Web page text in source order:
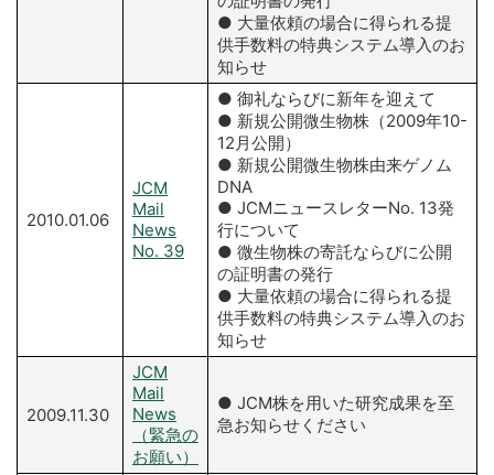
● 大量依頼の場合に得られる提
供手数料の特典システム導入のお
知らせ
2010.01.06
JCM
Mail
News
No. 39
● 御礼ならびに新年を迎えて
● 新規公開微生物株（2009年10-
12月公開）
● 新規公開微生物株由来ゲノム
DNA
● JCMニュースレターNo. 13発
行について
● 微生物株の寄託ならびに公開
の証明書の発行
● 大量依頼の場合に得られる提
供手数料の特典システム導入のお
知らせ
2009.11.30
JCM
Mail
News
（緊急の
お願い）
● JCM株を用いた研究成果を至
急お知らせください